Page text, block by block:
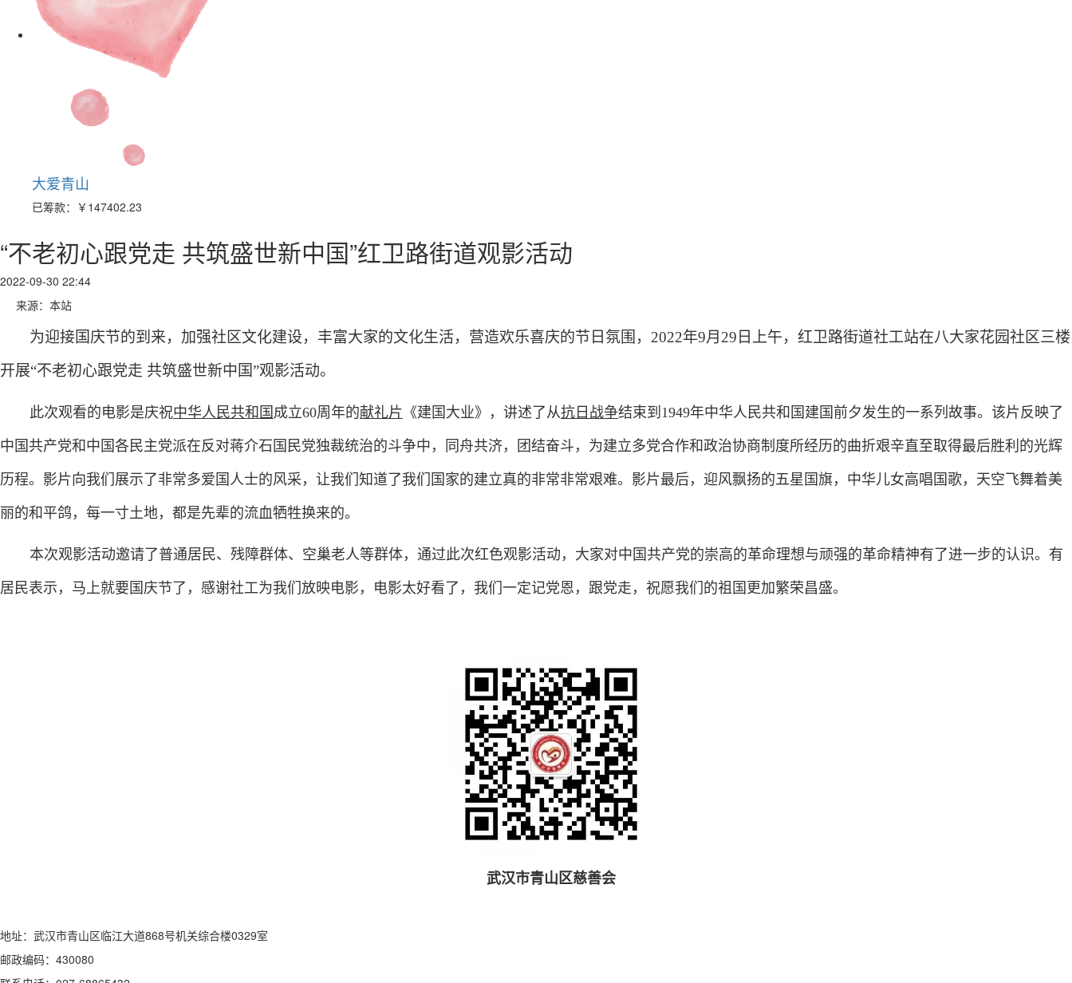
大爱青山
已筹款： ￥147402.23
“不老初心跟党走 共筑盛世新中国”红卫路街道观影活动
2022-09-30 22:44
来源：本站
为迎接国庆节的到来，加强社区文化建设，丰富大家的文化生活，营造欢乐喜庆的节日氛围，2022年9月29日上午，红卫路街道社工站在八大家花园社区三楼
开展“不老初心跟党走 共筑盛世新中国”观影活动。
此次观看的电影是庆祝中华人民共和国 成立60周年的献礼片 《建国大业》，讲述了从抗日战争结束到1949年中华人民共和国建国前夕发生的一系列故事。该片反映了
中国共产党和中国各民主党派在反对蒋介石国民党独裁统治的斗争中，同舟共济，团结奋斗，为建立多党合作和政治协商制度所经历的曲折艰辛直至取得最后胜利的光辉
历程。影片向我们展示了非常多爱国人士的风采，让我们知道了我们国家的建立真的非常非常艰难。影片最后，迎风飘扬的五星国旗，中华儿女高唱国歌，天空飞舞着美
丽的和平鸽，每一寸土地，都是先辈的流血牺牲换来的。
本次观影活动邀请了普通居民、残障群体、空巢老人等群体，通过此次红色观影活动，大家对中国共产党的崇高的革命理想与顽强的革命精神有了进一步的认识。有
居民表示，马上就要国庆节了，感谢社工为我们放映电影，电影太好看了，我们一定记党恩，跟党走，祝愿我们的祖国更加繁荣昌盛。
武汉市青山区慈善会
地址：武汉市青山区临江大道868号机关综合楼0329室
邮政编码：430080